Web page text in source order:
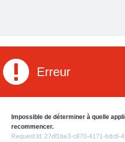
Erreur
Impossible de déterminer à quelle
recommencer.
Request Id: 27df1be3-c870-4171-bdc6-